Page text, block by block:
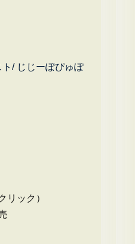
/ じじーぽぴゅぽ
リック）